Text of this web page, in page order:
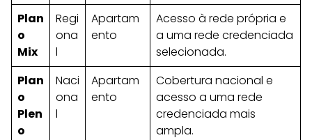
Plan
o
Mix
Regi
ona
l
Apartam
ento
Acesso à rede própria e
a uma rede credenciada
selecionada.
Plan
o
Plen
o
Naci
ona
l
Apartam
ento
Cobertura nacional e
acesso a uma rede
credenciada mais
ampla.